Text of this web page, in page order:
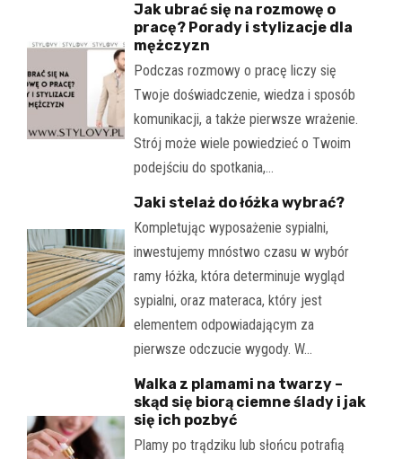
Jak ubrać się na rozmowę o
pracę? Porady i stylizacje dla
mężczyzn
Podczas rozmowy o pracę liczy się
Twoje doświadczenie, wiedza i sposób
komunikacji, a także pierwsze wrażenie.
Strój może wiele powiedzieć o Twoim
podejściu do spotkania,…
Jaki stelaż do łóżka wybrać?
Kompletując wyposażenie sypialni,
inwestujemy mnóstwo czasu w wybór
ramy łóżka, która determinuje wygląd
sypialni, oraz materaca, który jest
elementem odpowiadającym za
pierwsze odczucie wygody. W…
Walka z plamami na twarzy –
skąd się biorą ciemne ślady i jak
się ich pozbyć
Plamy po trądziku lub słońcu potrafią